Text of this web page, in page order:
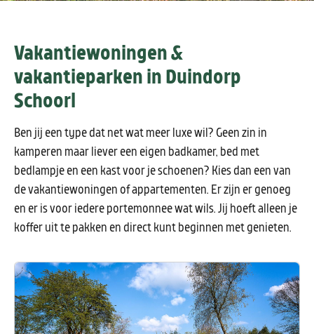
Vakantiewoningen &
vakantieparken in Duindorp
Schoorl
Ben jij een type dat net wat meer luxe wil? Geen zin in
kamperen maar liever een eigen badkamer, bed met
bedlampje en een kast voor je schoenen? Kies dan een van
de vakantiewoningen of appartementen. Er zijn er genoeg
en er is voor iedere portemonnee wat wils. Jij hoeft alleen je
koffer uit te pakken en direct kunt beginnen met genieten.